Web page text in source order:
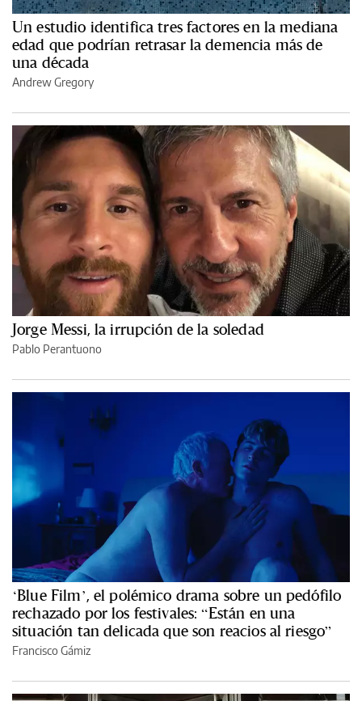
Un estudio identifica tres factores en la mediana
edad que podrían retrasar la demencia más de
una década
Andrew Gregory
Jorge Messi, la irrupción de la soledad
Pablo Perantuono
‘Blue Film’, el polémico drama sobre un pedófilo
rechazado por los festivales: “Están en una
situación tan delicada que son reacios al riesgo”
Francisco Gámiz